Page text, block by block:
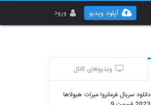
ورود آپلود ویدیو
ویدیوهای کانال
دانلود سریال فرمانروا میراث هیولاها